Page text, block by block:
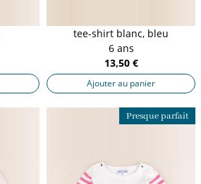
tee-shirt blanc, bleu
6 ans
13,50 €
Ajouter au panier
Presque parfait